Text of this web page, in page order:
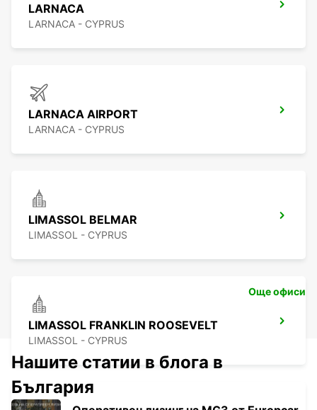
LARNACA
LARNACA - CYPRUS
LARNACA AIRPORT
LARNACA - CYPRUS
LIMASSOL BELMAR
LIMASSOL - CYPRUS
LIMASSOL FRANKLIN ROOSEVELT
LIMASSOL - CYPRUS
Още офиси
Нашите статии в блога в
България